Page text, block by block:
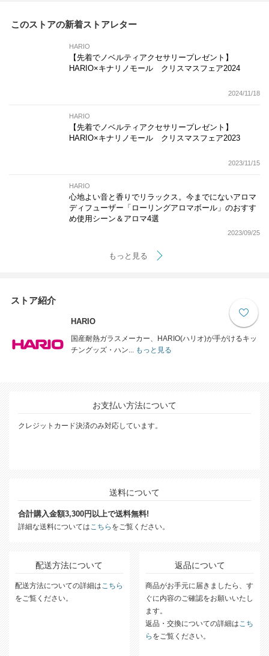
このストアの新着ストアレター
HARIO
【先着でノベルティアクセサリープレゼント】
HARIO×キナリノモール クリスマスフェア2024
2024/11/18
HARIO
【先着でノベルティアクセサリープレゼント】
HARIO×キナリノモール クリスマスフェア2023
2023/11/15
HARIO
心地よい音と香りでリラックス。今までにないアロマ
ディフューザー「ローリングアロマボール」のおすす
め使用シーン＆アロマ4選
2023/09/25
もっと見る
ストア紹介
HARIO
国産耐熱ガラスメーカー、HARIO(ハリオ)が手がけるキッ
チングッズ・ハン...もっと見る
お支払い方法について
クレジットカード決済のみ対応しています。
送料について
合計購入金額3,300円以上で送料無料!
詳細な送料についてはこちら をご覧ください。
配送方法について
配送方法についての詳細はこちら
をご覧ください。
返品について
商品がお手元に届きましたら、す
ぐに内容のご確認をお願いいたし
ます。
返品・交換についての詳細はこち
ら をご覧ください。